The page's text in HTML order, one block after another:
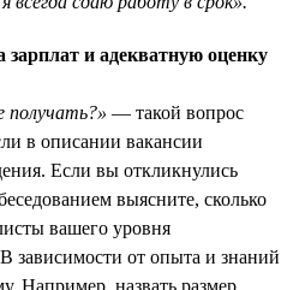
и адекватную оценку
получать?» — такой вопрос
в описании вакансии
Если вы откликнулись
выясните, сколько
вашего уровня
зависимости от опыта и знаний
Например, назвать размер